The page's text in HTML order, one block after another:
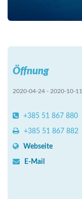
Öffnung
2020-04-24 - 2020-10-11
+385 51 867 880
+385 51 867 882
Webseite
E-Mail